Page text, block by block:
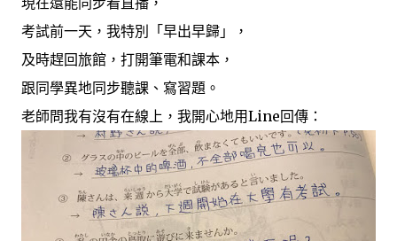
考試前一天，我特別「早出早歸」，
及時趕回旅館，打開筆電和課本，
跟同學異地同步聽課、寫習題。
老師問我有沒有在線上，我開心地用Line回傳：